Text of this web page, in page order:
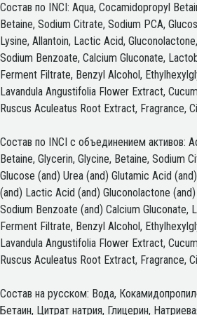
Состав по INCI: Aqua, Cocamidopropyl
Betaine, Sodium Citrate, Sodium PCA,
Lysine, Allantoin, Lactic Acid,
Sodium Benzoate, Calcium Gluconate,
Ferment Filtrate, Benzyl Alcohol,
Lavandula Angustifolia Flower Extract,
Ruscus Aculeatus Root Extract, Fragrance,
Состав по INCI с объединением активов:
Betaine, Glycerin, Glycine, Betaine, Sodium
Glucose (and) Urea (and) Glutamic Acid
(and) Lactic Acid (and) Gluconolactone
Sodium Benzoate (and) Calcium Gluconate,
Ferment Filtrate, Benzyl Alcohol,
Lavandula Angustifolia Flower Extract,
Ruscus Aculeatus Root Extract, Fragrance,
Состав на русском: Вода,
Бетаин, Цитрат натрия, Глицерин,